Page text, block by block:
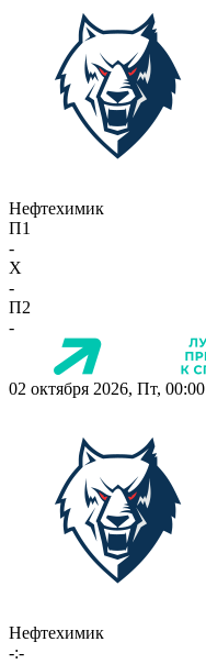
Нефтехимик
П1
-
X
-
П2
-
02 октября 2026, Пт, 00:00
Нефтехимик
-:-